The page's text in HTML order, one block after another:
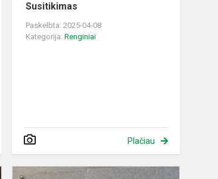
Susitikimas
Paskelbta: 2025-04-08
Kategorija:Renginiai
Plačiau
Melagių
Pirmokai